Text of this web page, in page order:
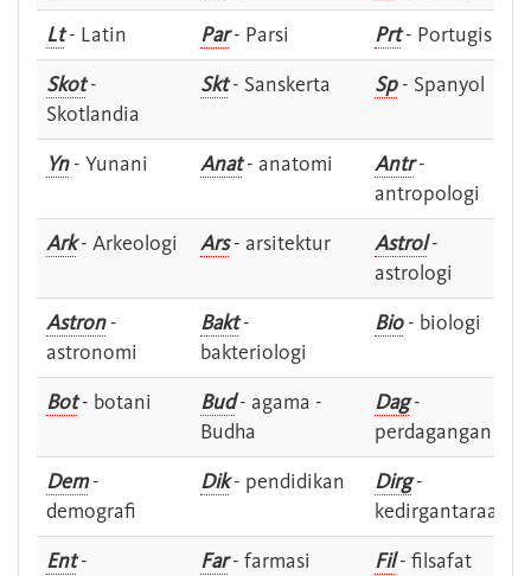
Lt- Latin Par- Parsi Prt- Portugis
Skot-
Skotlandia
Skt- Sanskerta Sp- Spanyol
Yn- Yunani Anat- anatomi Antr-
antropologi
Ark- Arkeologi Ars- arsitektur Astrol-
astrologi
Astron-
astronomi
Bakt-
bakteriologi
Bio- biologi
Bot- botani Bud- agama -
Budha
Dag-
perdagangan
Dem-
demografi
Dik- pendidikan Dirg-
kedirgantaraan
Ent-
Far- farmasi Fil- filsafat